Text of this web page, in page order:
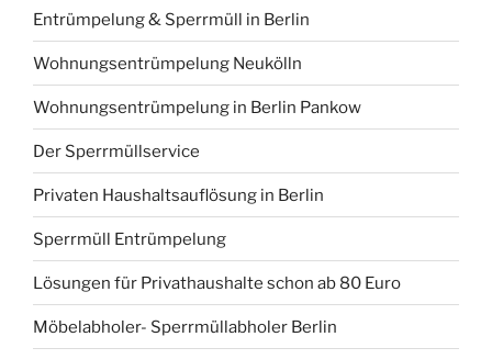
Entrümpelung & Sperrmüll in Berlin
Wohnungsentrümpelung Neukölln
Wohnungsentrümpelung in Berlin Pankow
Der Sperrmüllservice
Privaten Haushaltsauflösung in Berlin
Sperrmüll Entrümpelung
Lösungen für Privathaushalte schon ab 80 Euro
Möbelabholer- Sperrmüllabholer Berlin